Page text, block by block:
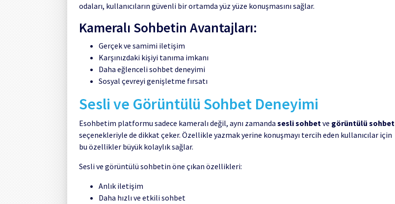
odaları, kullanıcıların güvenli bir ortamda yüz yüze konuşmasını sağlar.
Kameralı Sohbetin Avantajları:
Gerçek ve samimi iletişim
Karşınızdaki kişiyi tanıma imkanı
Daha eğlenceli sohbet deneyimi
Sosyal çevreyi genişletme fırsatı
Sesli ve Görüntülü Sohbet Deneyimi
Esohbetim platformu sadece kameralı değil, aynı zamanda sesli sohbetve görüntülü sohbet
seçenekleriyle de dikkat çeker. Özellikle yazmak yerine konuşmayı tercih eden kullanıcılar için
bu özellikler büyük kolaylık sağlar.
Sesli ve görüntülü sohbetin öne çıkan özellikleri:
Anlık iletişim
Daha hızlı ve etkili sohbet